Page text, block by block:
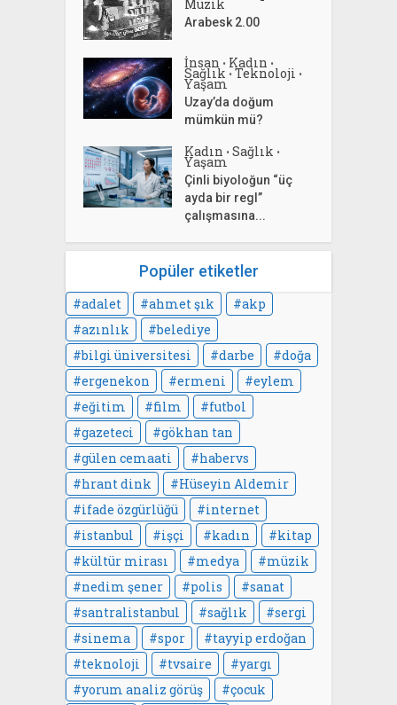
Müzik
Arabesk 2.00
İnsan • Kadın •
Sağlık • Teknoloji •
Yaşam
Uzay’da doğum
mümkün mü?
Kadın • Sağlık •
Yaşam
Çinli biyoloğun “üç
ayda bir regl”
çalışmasına...
Popüler etiketler
adalet ahmet şık
akp
azınlık
belediye
bilgi üniversitesi
darbe
doğa
ergenekon
ermeni
eylem
eğitim
film
futbol
gazeteci
gökhan tan
gülen cemaati
habervs
hrant dink
Hüseyin Aldemir
ifade özgürlüğü
internet
istanbul
işçi kadın
kitap
kültür mirası
medya
müzik
nedim şener
polis
sanat
santralistanbul
sağlık
sergi
sinema
spor
tayyip erdoğan
teknoloji
tvsaire
yargı
yorum analiz görüş
çocuk